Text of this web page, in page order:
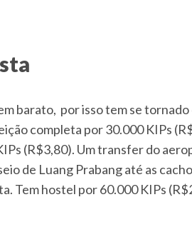
barato, por isso tem se
completa por 30.000 KIPs
(R$3,80). Um transfer do
de Luang Prabang até as
Tem hostel por 60.000 KIPs